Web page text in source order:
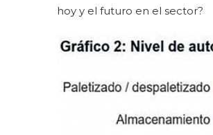
hoy y el futuro en el sector?